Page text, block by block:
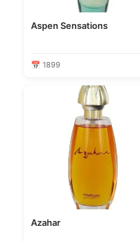
Aspen Sensations
📅 1899
Azahar